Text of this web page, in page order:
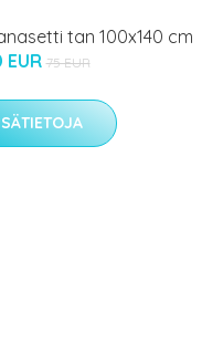
tan 100x140 cm
EUR 75 EUR